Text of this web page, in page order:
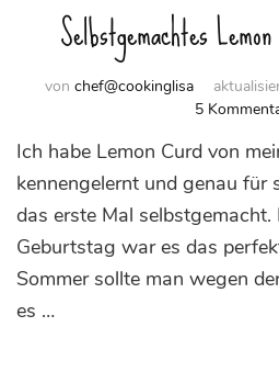
Selbstgemachtes
von chef@cookinglisa
5
Ich habe Lemon Curd von
kennengelernt und genau für
das erste Mal selbstgemacht.
Geburtstag war es das
Sommer sollte man wegen
es …